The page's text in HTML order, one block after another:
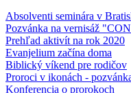
Absolventi seminára v
Pozvánka na vernisáž
Prehľad aktivít na rok 2020
Evanjelium začína doma
Biblický víkend pre rodičov
Proroci v ikonách -
Konferencia o prorokoch